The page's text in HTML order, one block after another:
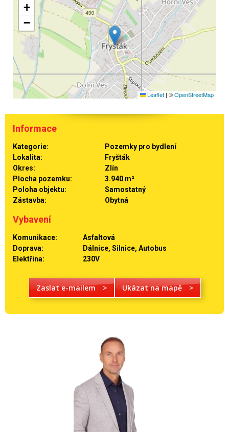
+
−
Leaflet | ©OpenStreetMap
Informace
Kategorie:
Pozemky pro bydlení
Lokalita:
Fryšták
Okres:
Zlín
Plocha pozemku:
3.940 m²
Poloha objektu:
Samostatný
Zástavba:
Obytná
Vybavení
Komunikace:
Asfaltová
Doprava:
Dálnice, Silnice, Autobus
Elektřina:
230V
Zaslat e-mailem > Ukázat na mapě >